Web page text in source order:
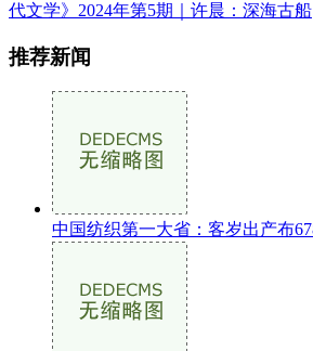
代文学》2024年第5期｜许晨：深海古船
推荐新闻
中国纺织第一大省：客岁出产布